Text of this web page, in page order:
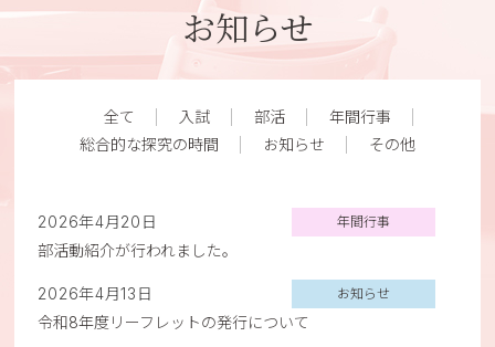
お知らせ
全て 入試 部活
年間行事
総合的な探究の時間
お知らせ その他
2026年4月20日 年間行事
部活動紹介が行われました。
2026年4月13日 お知らせ
令和8年度リーフレットの発行について